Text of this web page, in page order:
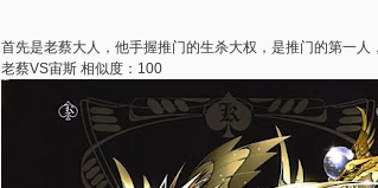
首先是老蔡大人，他手握推门的生杀大权，是推门的第一人
老蔡VS宙斯 相似度：100